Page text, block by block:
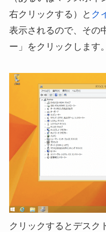
右クリックする）と ク
表示されるので、その
ー」をクリックします。
クリックするとデスク